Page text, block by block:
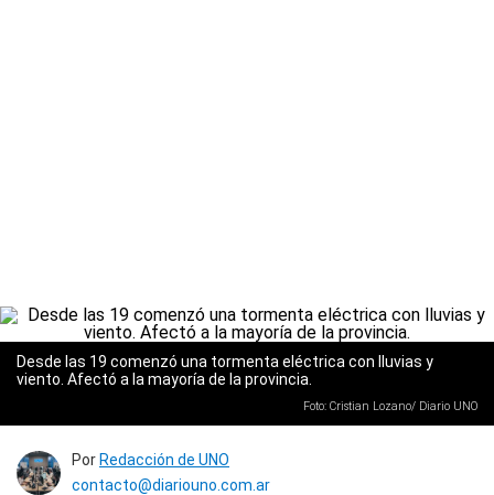
Desde las 19 comenzó una tormenta eléctrica con lluvias y
viento. Afectó a la mayoría de la provincia.
Foto: Cristian Lozano/ Diario UNO
Por Redacción de UNO
contacto@diariouno.com.ar